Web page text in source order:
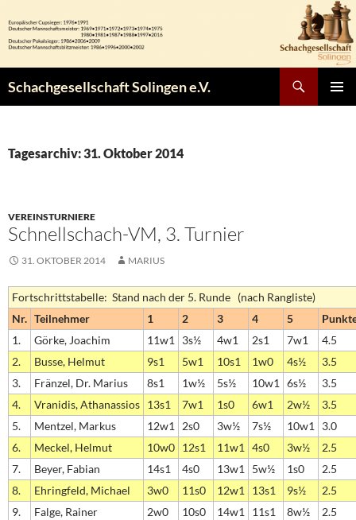
Inhalt
springen
Schachgesellschaft Solingen e.V.
Tagesarchiv: 31. Oktober 2014
VEREINSTURNIERE
Schnellschach-VM, 3. Turnier
31. OKTOBER 2014 MARIUS
Fortschrittstabelle: Stand nach der 5. Runde (nach Rangliste)
Nr. Teilnehmer 1 2 3 4 5
1.
Görke, Joachim 11w1 3s½ 4w1 2s1 7w1
4.5
2.
Busse, Helmut 9s1 5w1 10s1 1w0 4s½
3.5
3.
Fränzel, Dr. Marius 8s1 1w½ 5s½ 10w1 6s½
3.5
4.
Vranidis, Athanassios 13s1 7w1 1s0 6w1 2w½
3.5
5.
Mentzel, Markus 12w1 2s0 3w½ 7s½ 10w1
3.0
6.
Meckel, Helmut 10w0 12s1 11w1 4s0 3w½
2.5
7.
Beyer, Fabian 14s1 4s0 13w1 5w½ 1s0
2.5
8.
Ehringfeld, Michael 3w0 11s0 12w1 13s1 9s½
2.5
9.
Falge, Rainer 2w0 10s0 14w1 11s1 8w½
2.5